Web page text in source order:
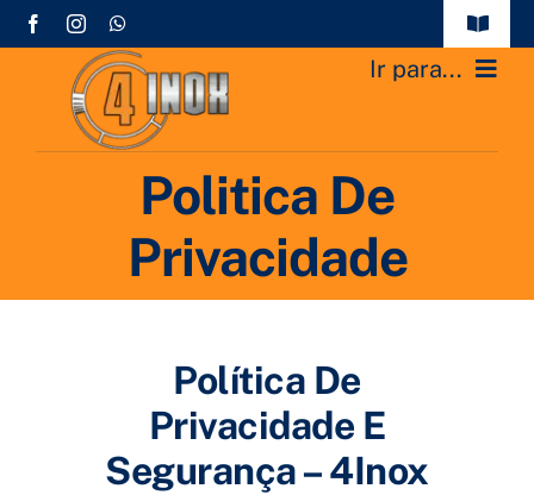
para
conteúdo
Toggle
Política de Privacidade e Segurança Ir para...
Home
Quem Somos
Politica De
Privacidade
Política De
Privacidade E
Segurança – 4Inox